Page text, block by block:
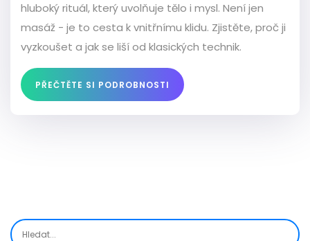
hluboký rituál, který uvolňuje tělo i mysl. Není jen
masáž - je to cesta k vnitřnímu klidu. Zjistěte, proč ji
vyzkoušet a jak se liší od klasických technik.
PŘEČTĚTE SI PODROBNOSTI